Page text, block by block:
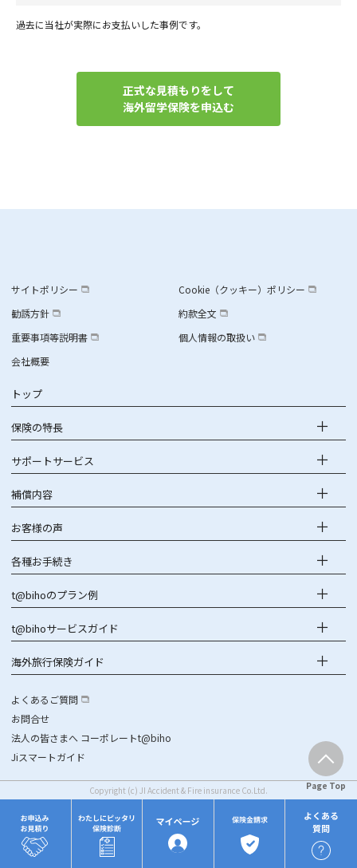
過去に当社が実際にお支払いした事例です。
正式な見積もりをして
海外留学保険を申込む
サイトポリシー
Cookie（クッキー）ポリシー
勧誘方針
約款全文
重要事項等説明書
個人情報の取扱い
会社概要
トップ
保険の特長
サポートサービス
補償内容
お客様の声
各種お手続き
t@bihoのプラン例
t@bihoサービスガイド
海外旅行保険ガイド
よくあるご質問
お問合せ
法人の皆さまへ コーポレートt@biho
Jiスマートガイド
Copyright (c) JI Accident & Fire insurance Co.Ltd. Page Top